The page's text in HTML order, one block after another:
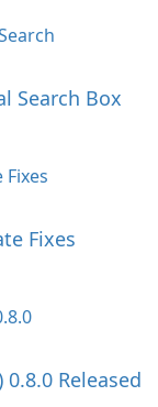
Search Box
Fixes
Released